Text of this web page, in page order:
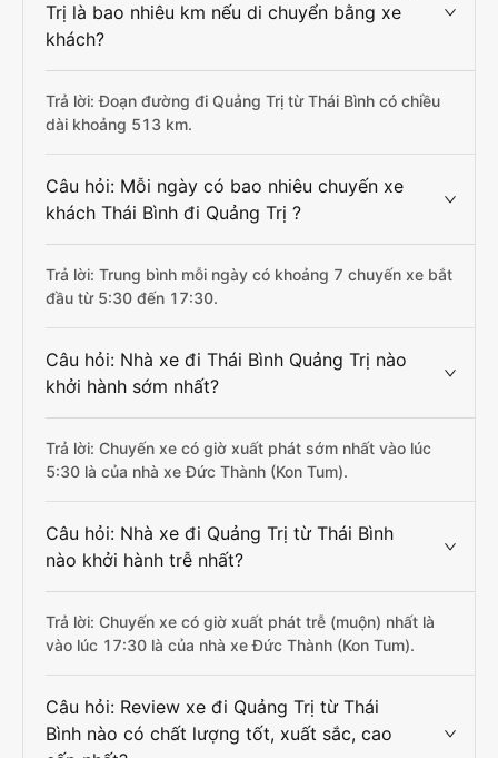
Trị là bao nhiêu km nếu di chuyển bằng xe
khách?
Trả lời: Đoạn đường đi Quảng Trị từ Thái Bình có chiều
dài khoảng 513 km.
Câu hỏi: Mỗi ngày có bao nhiêu chuyến xe
khách Thái Bình đi Quảng Trị ?
Trả lời: Trung bình mỗi ngày có khoảng 7 chuyến xe bắt
đầu từ 5:30 đến 17:30.
Câu hỏi: Nhà xe đi Thái Bình Quảng Trị nào
khởi hành sớm nhất?
Trả lời: Chuyến xe có giờ xuất phát sớm nhất vào lúc
5:30 là của nhà xe Đức Thành (Kon Tum).
Câu hỏi: Nhà xe đi Quảng Trị từ Thái Bình
nào khởi hành trễ nhất?
Trả lời: Chuyến xe có giờ xuất phát trễ (muộn) nhất là
vào lúc 17:30 là của nhà xe Đức Thành (Kon Tum).
Câu hỏi: Review xe đi Quảng Trị từ Thái
Bình nào có chất lượng tốt, xuất sắc, cao